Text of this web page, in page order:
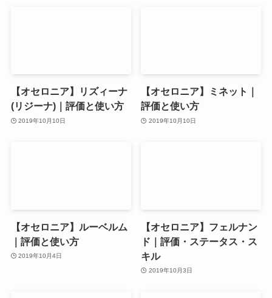
【オセロニア】リズィーナ
(リジーナ)｜評価と使い方
2019年10月10日
【オセロニア】ミネット｜
評価と使い方
2019年10月10日
【オセロニア】ルーベルム
｜評価と使い方
2019年10月4日
【オセロニア】フェルナン
ド｜評価・ステータス・ス
キル
2019年10月3日